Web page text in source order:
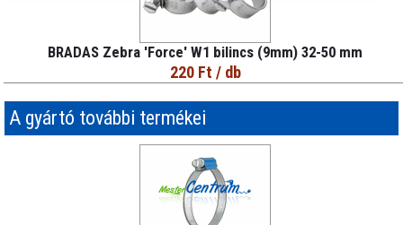
BRADAS Zebra 'Force' W1 bilincs (9mm) 32-50 mm
220 Ft / db
A gyártó további termékei